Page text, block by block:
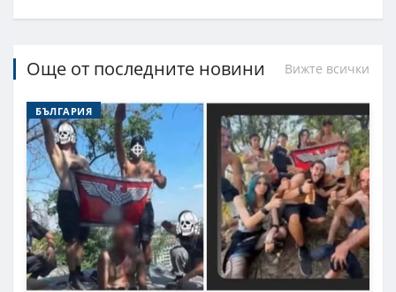
Още от последните новини Вижте всички
БЪЛГАРИЯ